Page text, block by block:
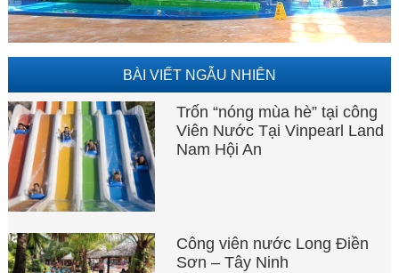
BÀI VIẾT NGẪU NHIÊN
Trốn “nóng mùa hè” tại công
Viên Nước Tại Vinpearl Land
Nam Hội An
Công viên nước Long Điền
Sơn – Tây Ninh